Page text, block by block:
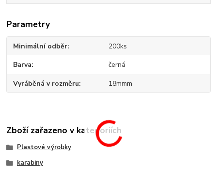
Parametry
Minimální odběr 200ks
Barva černá
Vyráběná v rozměru 18mmm
Zboží zařazeno v kategoriích
Plastové výrobky
karabiny